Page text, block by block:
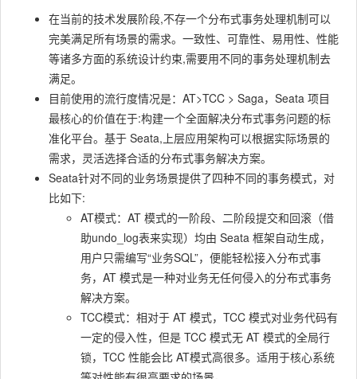
在当前的技术发展阶段,不存一个分布式事务处理机制可以
完美满足所有场景的需求。一致性、可靠性、易用性、性能
等诸多方面的系统设计约束,需要用不同的事务处理机制去
满足。
目前使用的流行度情况是：AT>TCC > Saga，Seata 项目
最核心的价值在于:构建一个全面解决分布式事务问题的标
准化平台。基于 Seata,上层应用架构可以根据实际场景的
需求，灵活选择合适的分布式事务解决方案。
Seata针对不同的业务场景提供了四种不同的事务模式，对
比如下:
AT模式：AT 模式的一阶段、二阶段提交和回滚（借
助undo_log表来实现）均由 Seata 框架自动生成，
用户只需编写“业务SQL”，便能轻松接入分布式事
务，AT 模式是一种对业务无任何侵入的分布式事务
解决方案。
TCC模式：相对于 AT 模式，TCC 模式对业务代码有
一定的侵入性，但是 TCC 模式无 AT 模式的全局行
锁，TCC 性能会比 AT模式高很多。适用于核心系统